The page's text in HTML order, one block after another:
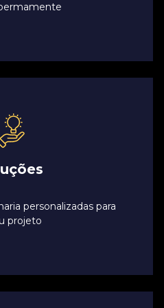
personalizadas para
projeto